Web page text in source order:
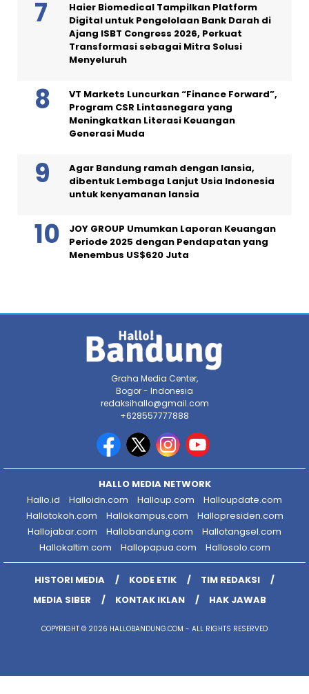
Haier Biomedical Tampilkan Platform
Digital untuk Pengelolaan Bank Darah di
Ajang ISBT Congress 2026, Perkuat
Transformasi sebagai Mitra Solusi
Menyeluruh
VT Markets Luncurkan “Finance Forward”,
Program CSR Lintasnegara yang
Meningkatkan Literasi Keuangan
Generasi Muda
Agar Bandung ramah dengan lansia,
dibentuk Lembaga Lanjut Usia Indonesia
untuk kenyamanan lansia
JOY GROUP Umumkan Laporan Keuangan
Periode 2025 dengan Pendapatan yang
Menembus US$620 Juta
Graha Media Center,
Bogor - Indonesia
redaksihallo@gmail.com
+628557777888
HALLO MEDIA NETWORK
Hallo.id
Halloidn.com Halloup.com
Halloupdate.com
Hallotokoh.com
Hallokampus.com
Hallopresiden.com
Hallojabar.com
Hallobandung.com
Hallotangsel.com
Hallokaltim.com
Hallopapua.com Hallosolo.com
HISTORI MEDIA KODE ETIK
TIM REDAKSI
MEDIA SIBER
KONTAK IKLAN HAK JAWAB
COPYRIGHT © 2026 HALLOBANDUNG.COM - ALL RIGHTS RESERVED